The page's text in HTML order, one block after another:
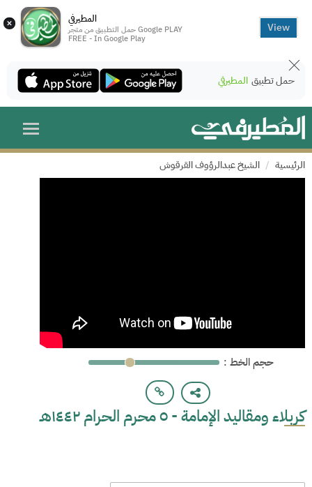
× المطيرفي
حمل التطبيق من متجر Google PLAY
FREE - In Google Play
View
حمل تطبيق المطيرفي
الرئيسية الشيخ عبدالرؤوف القرقوش
: حجم الخط
كربلاء ومقاليد الإمامة - ٥ محرم الحرام ١٤٤٢هـ